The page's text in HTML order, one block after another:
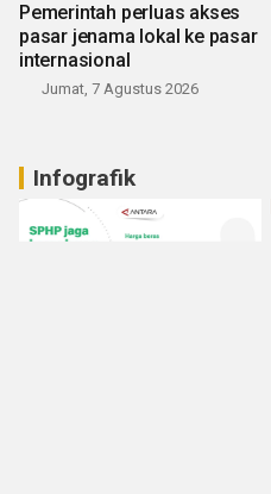
Pemerintah perluas akses
pasar jenama lokal ke pasar
internasional
Jumat, 7 Agustus 2026
Infografik